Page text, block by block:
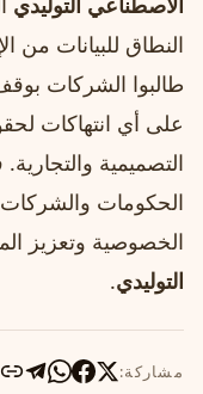
النطاق للبيانات من
طالبوا الشركات
على أي انتهاكات
التصميمية
الحكومات
الخصوصية وتعزيز
التوليدي.
مشاركة: